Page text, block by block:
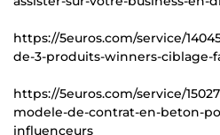
https://5euros.com/service/
de-3-produits-winners-ciblage-
https://5euros.com/service/
modele-de-contrat-en-beton-
influenceurs